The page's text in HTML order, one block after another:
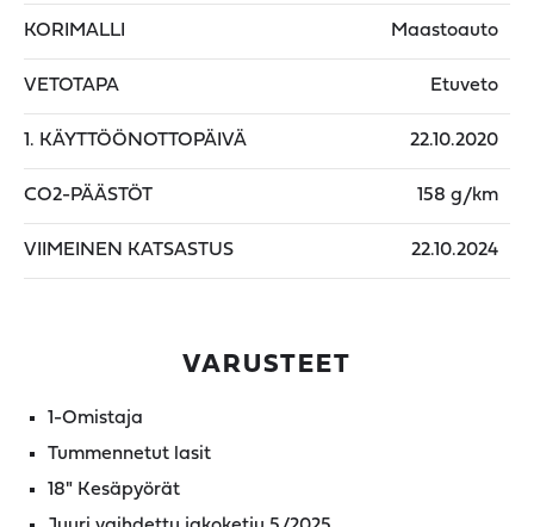
KORIMALLI Maastoauto
VETOTAPA Etuveto
1. KÄYTTÖÖNOTTOPÄIVÄ 22.10.2020
CO2-PÄÄSTÖT 158 g/km
VIIMEINEN KATSASTUS 22.10.2024
VARUSTEET
1-Omistaja
Tummennetut lasit
18" Kesäpyörät